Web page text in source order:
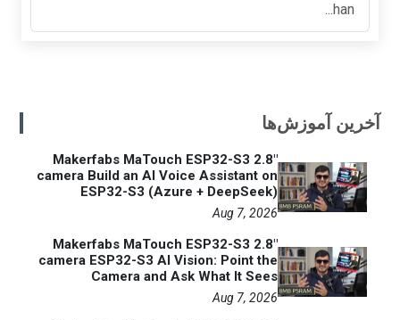
han...
آخرین آموزش‌ها
Makerfabs MaTouch ESP32-S3 2.8"
camera Build an AI Voice Assistant on
ESP32-S3 (Azure + DeepSeek)
Aug 7, 2026
Makerfabs MaTouch ESP32-S3 2.8"
camera ESP32-S3 AI Vision: Point the
Camera and Ask What It Sees
Aug 7, 2026